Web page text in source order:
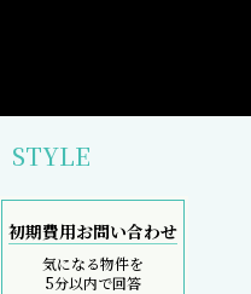
STYLE
初期費用お問い合わせ
気になる物件を
5分以内で回答